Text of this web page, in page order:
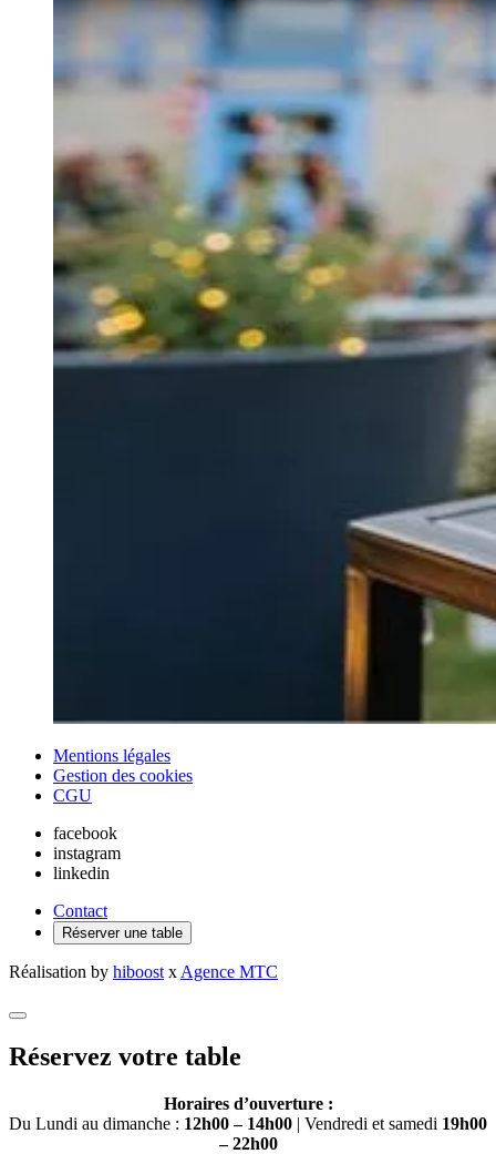
Mentions légales
Gestion des cookies
CGU
facebook
instagram
linkedin
Contact
Réserver une table
Réalisation by hiboost x Agence MTC
Réservez votre table
Horaires d’ouverture :
Du Lundi au dimanche : 12h00 – 14h00 | Vendredi et samedi 19h00
– 22h00